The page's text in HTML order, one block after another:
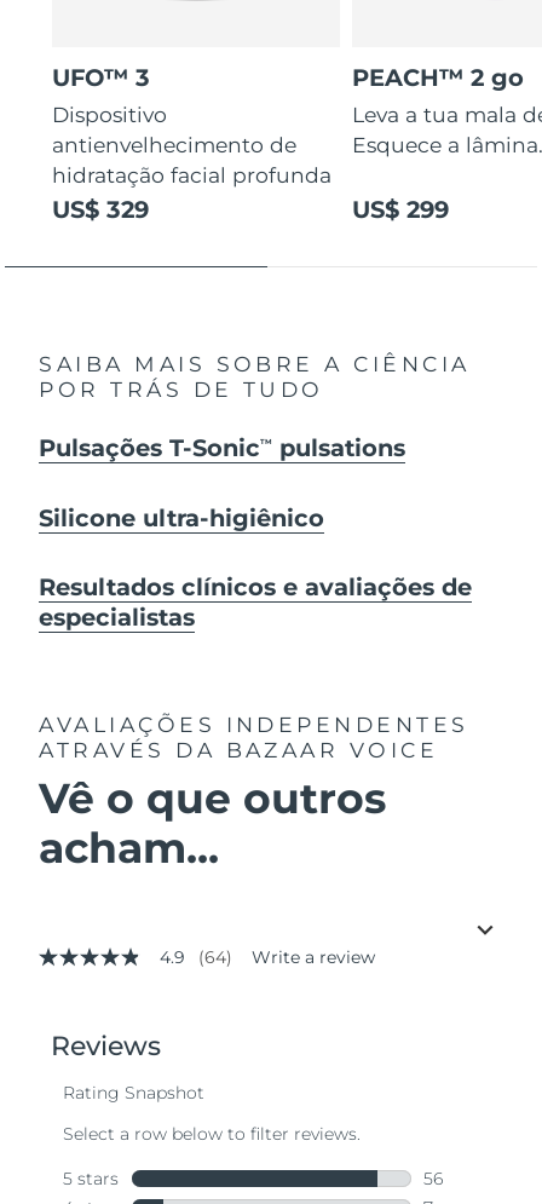
UFO™ 3
Dispositivo
antienvelhecimento de
hidratação facial profunda
US$ 329
PEACH™ 2 go
Leva a tua mala
Esquece a
US$ 299
SAIBA MAIS SOBRE A CIÊNCIA
POR TRÁS DE TUDO
Pulsações T-SonicTM pulsations
Silicone ultra-higiênico
Resultados clínicos e avaliações de
especialistas
AVALIAÇÕES INDEPENDENTES
ATRAVÉS DA BAZAAR VOICE
Vê o que outros
acham...
4.9
stars,
average
value.
Same
page
4.9 (64) Write a review